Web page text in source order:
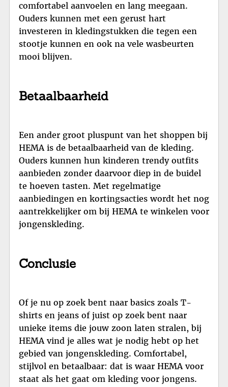
comfortabel aanvoelen en lang meegaan.
Ouders kunnen met een gerust hart
investeren in kledingstukken die tegen een
stootje kunnen en ook na vele wasbeurten
mooi blijven.
Betaalbaarheid
Een ander groot pluspunt van het shoppen bij
HEMA is de betaalbaarheid van de kleding.
Ouders kunnen hun kinderen trendy outfits
aanbieden zonder daarvoor diep in de buidel
te hoeven tasten. Met regelmatige
aanbiedingen en kortingsacties wordt het nog
aantrekkelijker om bij HEMA te winkelen voor
jongenskleding.
Conclusie
Of je nu op zoek bent naar basics zoals T-
shirts en jeans of juist op zoek bent naar
unieke items die jouw zoon laten stralen, bij
HEMA vind je alles wat je nodig hebt op het
gebied van jongenskleding. Comfortabel,
stijlvol en betaalbaar: dat is waar HEMA voor
staat als het gaat om kleding voor jongens.